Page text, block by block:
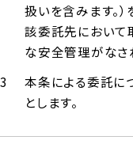
扱いを含みます。
該委託先において
な安全管理がなさ
本条による委託に
とします。